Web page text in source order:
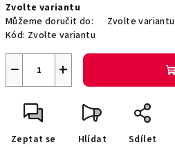
cena:
Zvolte variantu
Můžeme doručit do:
Zvolte variantu
Kód: Zvolte variantu
+
−
Zeptat se Hlídat Sdílet